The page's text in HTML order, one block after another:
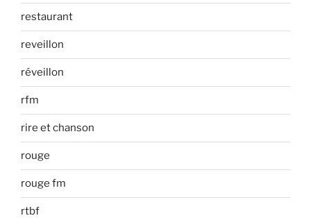
restaurant
reveillon
réveillon
rfm
rire et chanson
rouge
rouge fm
rtbf